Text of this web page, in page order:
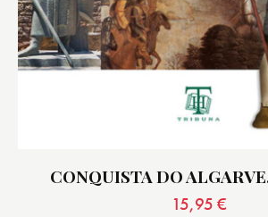
CONQUISTA DO
15,95 €